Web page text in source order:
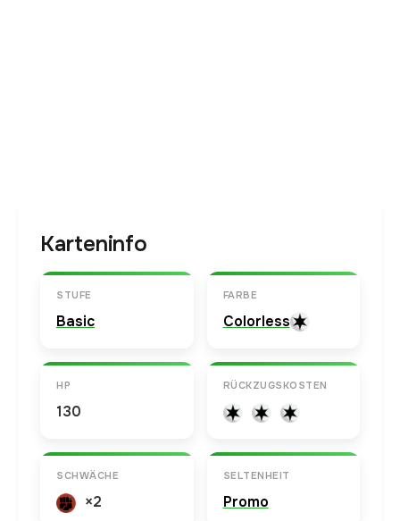
Karteninfo
STUFE
Basic
FARBE
Colorless
HP
130
RÜCKZUGSKOSTEN
SCHWÄCHE
×2
SELTENHEIT
Promo